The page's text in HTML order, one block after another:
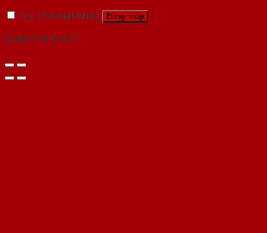
Ghi nhớ mật khẩu
Đăng nhập
Quên mật khẩu?